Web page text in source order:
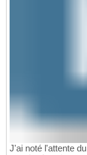
J'ai noté l'attente